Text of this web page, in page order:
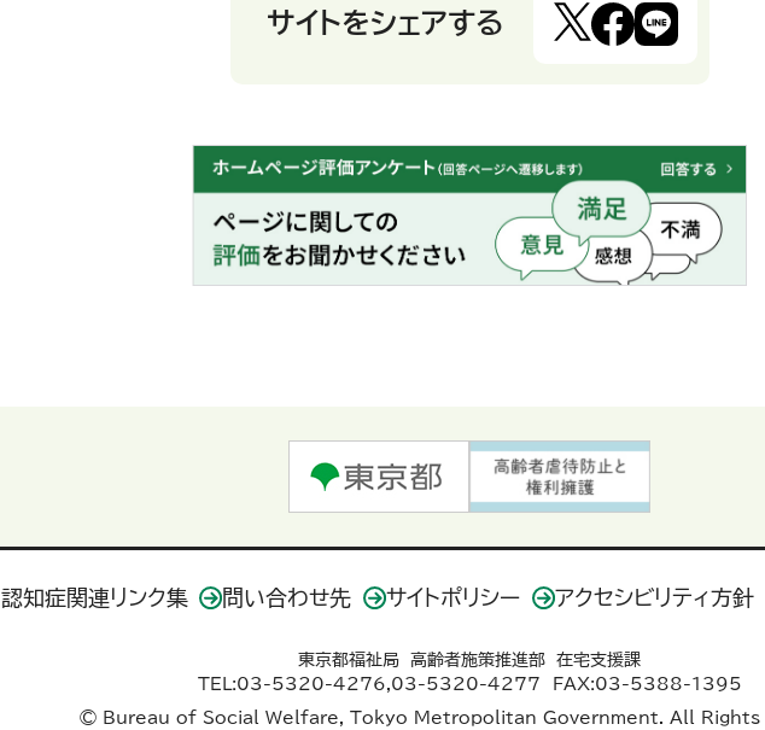
サイトをシェアする
認知症関連リンク集 問い合わせ先 サイトポリシー アクセシビリティ方針
東京都福祉局 高齢者施策推進部 在宅支援課
TEL:03-5320-4276,03-5320-4277
FAX:03-5388-1395
© Bureau of Social Welfare, Tokyo Metropolitan Government. All Rights